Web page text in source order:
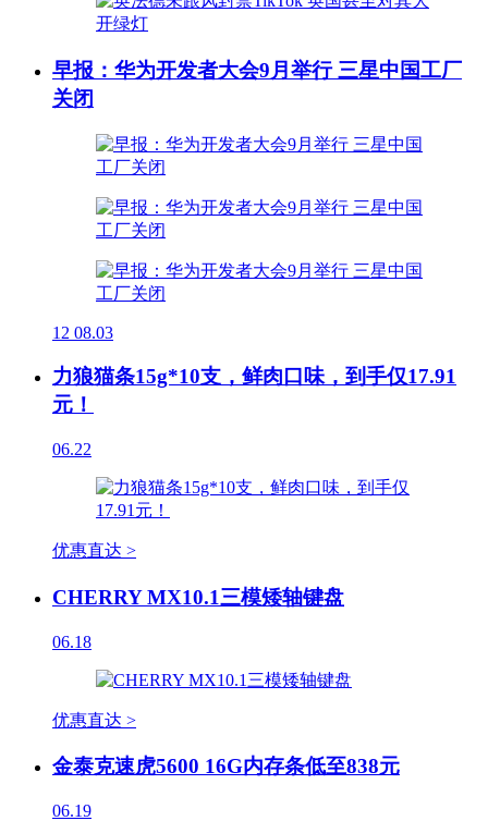
早报：华为开发者大会9月举行 三星中国工厂
关闭
12 08.03
力狼猫条15g*10支，鲜肉口味，到手仅17.91
元！
06.22
优惠直达 >
CHERRY MX10.1三模矮轴键盘
06.18
优惠直达 >
金泰克速虎5600 16G内存条低至838元
06.19